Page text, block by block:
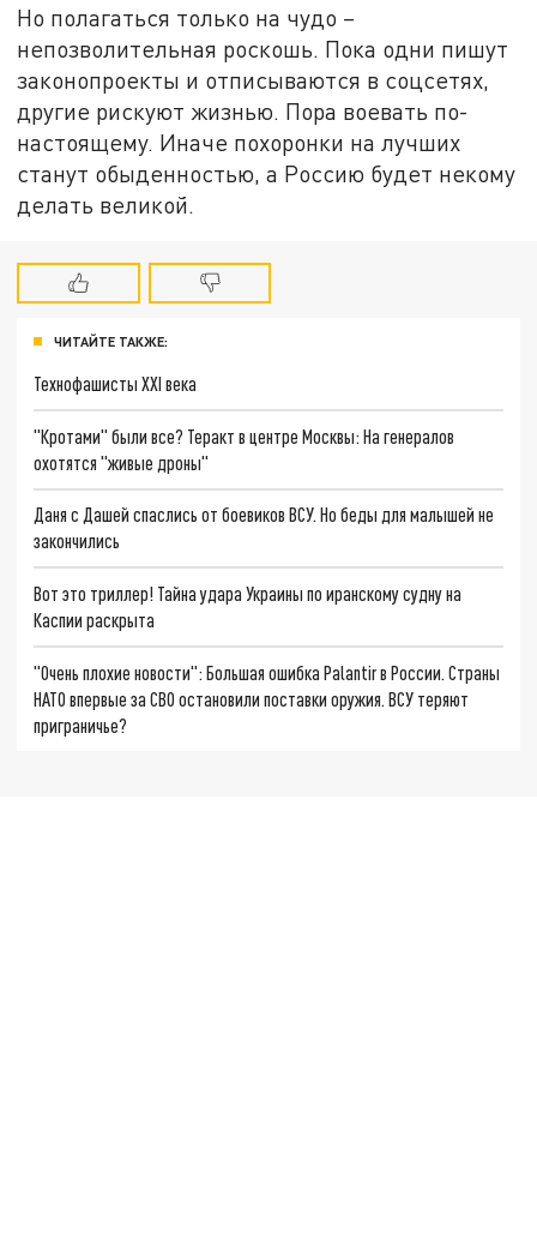
Но полагаться только на чудо –
непозволительная роскошь. Пока одни пишут
законопроекты и отписываются в соцсетях,
другие рискуют жизнью. Пора воевать по-
настоящему. Иначе похоронки на лучших
станут обыденностью, а Россию будет некому
делать великой.
ЧИТАЙТЕ ТАКЖЕ:
Технофашисты XXI века
"Кротами" были все? Теракт в центре Москвы: На генералов
охотятся "живые дроны"
Даня с Дашей спаслись от боевиков ВСУ. Но беды для малышей не
закончились
Вот это триллер! Тайна удара Украины по иранскому судну на
Каспии раскрыта
"Очень плохие новости": Большая ошибка Palantir в России. Страны
НАТО впервые за СВО остановили поставки оружия. ВСУ теряют
приграничье?